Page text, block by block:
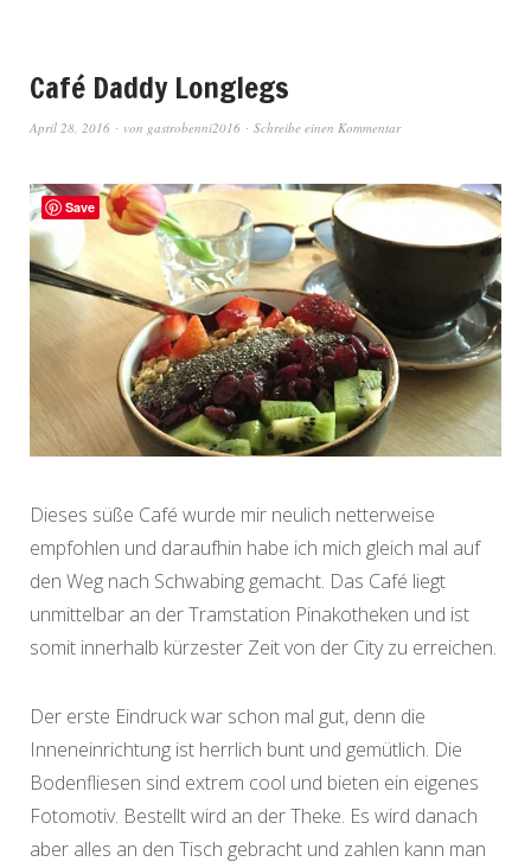
Café Daddy Longlegs
April 28, 2016 von gastrobenni2016 Schreibe einen Kommentar
Dieses süße Café wurde mir neulich netterweise
empfohlen und daraufhin habe ich mich gleich mal auf
den Weg nach Schwabing gemacht. Das Café liegt
unmittelbar an der Tramstation Pinakotheken und ist
somit innerhalb kürzester Zeit von der City zu erreichen.
Der erste Eindruck war schon mal gut, denn die
Inneneinrichtung ist herrlich bunt und gemütlich. Die
Bodenfliesen sind extrem cool und bieten ein eigenes
Fotomotiv. Bestellt wird an der Theke. Es wird danach
aber alles an den Tisch gebracht und zahlen kann man
Save